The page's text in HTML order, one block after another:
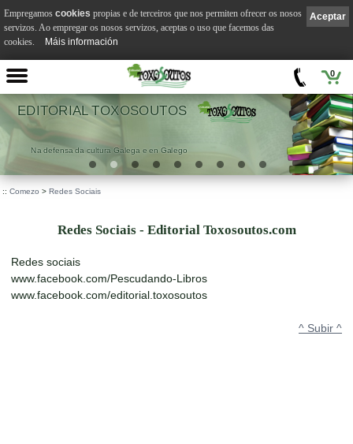
0
EDITORIAL TOXOSOUTOS
Na defensa da cultura Galega e en Galego
:: Comezo > Redes Sociais
Redes Sociais - Editorial Toxosoutos.com
Redes sociais
www.facebook.com/Pescudando-Libros
www.facebook.com/editorial.toxosoutos
^ Subir ^
Aceptar
Empregamos cookies propias e de terceiros que nos permiten ofrecer os nosos
servizos. Ao empregar os nosos servizos, aceptas o uso que facemos das
cookies.
Máis información